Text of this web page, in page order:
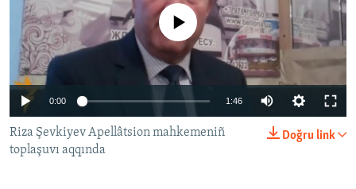
FİKİR
Русский
Українською
QOŞULIÑIZ!
No media source currently available
0:00 1:46
Doğru link
Riza Şevkiyev Apellâtsion mahkemeniñ
toplaşuvı aqqında